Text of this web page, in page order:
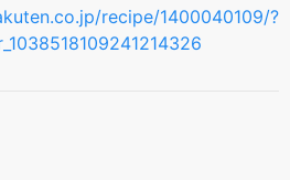
recipe/1400040109/?